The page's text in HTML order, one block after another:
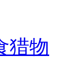
猎物